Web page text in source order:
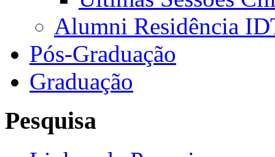
Alumni Residência
Pós-Graduação
Graduação
Pesquisa